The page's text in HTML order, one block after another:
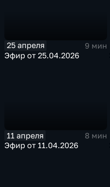
25 апреля
9 мин
Эфир от 25.04.2026
11 апреля
8 мин
Эфир от 11.04.2026